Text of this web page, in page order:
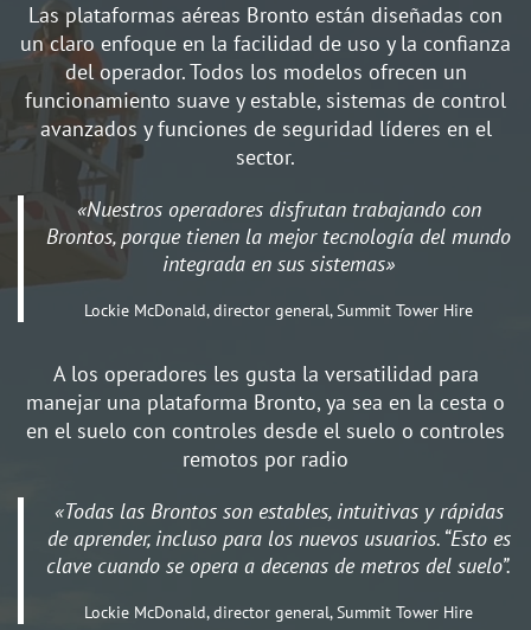
Las plataformas aéreas Bronto están diseñadas con
un claro enfoque en la facilidad de uso y la confianza
del operador. Todos los modelos ofrecen un
funcionamiento suave y estable, sistemas de control
avanzados y funciones de seguridad líderes en el
sector.
«Nuestros operadores disfrutan trabajando con
Brontos, porque tienen la mejor tecnología del mundo
integrada en sus sistemas»
Lockie McDonald, director general, Summit Tower Hire
A los operadores les gusta la versatilidad para
manejar una plataforma Bronto, ya sea en la cesta o
en el suelo con controles desde el suelo o controles
remotos por radio
«Todas las Brontos son estables, intuitivas y rápidas
de aprender, incluso para los nuevos usuarios. “Esto es
clave cuando se opera a decenas de metros del suelo”.
Lockie McDonald, director general, Summit Tower Hire